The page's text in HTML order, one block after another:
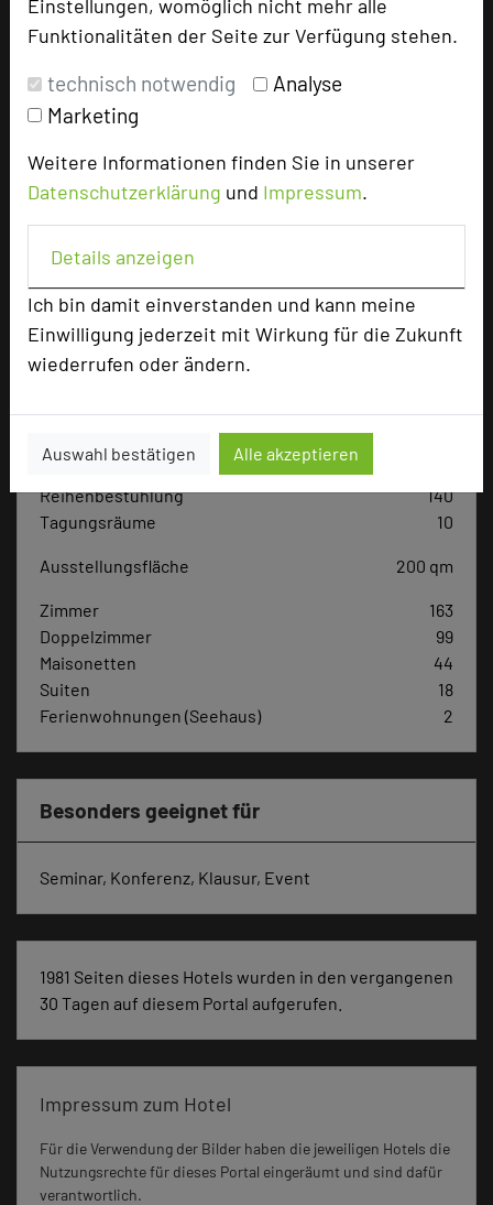
Einstellungen, womöglich nicht mehr alle
Funktionalitäten der Seite zur Verfügung stehen.
technisch notwendig
Analyse
Marketing
Weitere Informationen finden Sie in unserer
Datenschutzerklärung und Impressum.
Details anzeigen
Ich bin damit einverstanden und kann meine
Einwilligung jederzeit mit Wirkung für die Zukunft
wiederrufen oder ändern.
Auswahl bestätigen Alle akzeptieren
Bewertung
Hotel bewerten
Hoteldaten
Max. Tagungskapazität (Personen)
Reihenbestuhlung
140
Tagungsräume
10
Ausstellungsfläche 200 qm
Zimmer
163
Doppelzimmer
99
Maisonetten
44
Suiten
18
Ferienwohnungen (Seehaus)
2
Besonders geeignet für
Seminar, Konferenz, Klausur, Event
1981 Seiten dieses Hotels wurden in den vergangenen
30 Tagen auf diesem Portal aufgerufen.
Impressum zum Hotel
Für die Verwendung der Bilder haben die jeweiligen Hotels die
Nutzungsrechte für dieses Portal eingeräumt und sind dafür
verantwortlich.